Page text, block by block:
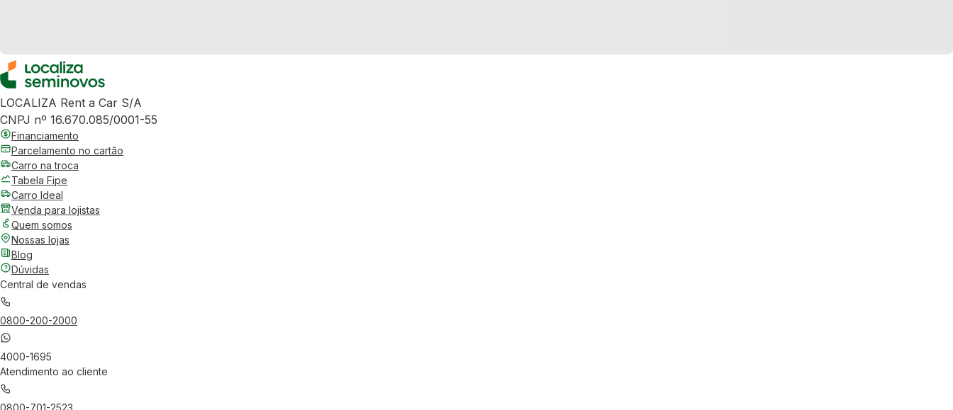
LOCALIZA Rent a Car S/A
CNPJ nº 16.670.085/0001-55
Financiamento
Parcelamento no cartão
Carro na troca
Tabela Fipe
Carro Ideal
Venda para lojistas
Quem somos
Nossas lojas
Blog
Dúvidas
Central de vendas
0800-200-2000
4000-1695
Atendimento ao cliente
0800-701-2523